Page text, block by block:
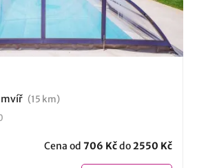
(15 km)
Cena od 706 Kčdo2550 Kč